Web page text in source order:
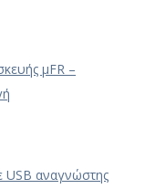
μFR –
USB αναγνώστης